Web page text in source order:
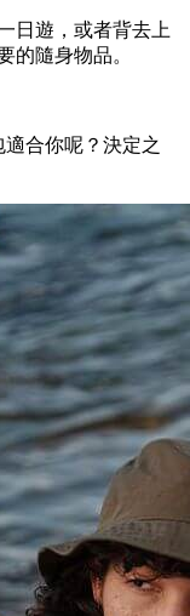
日遊，或者背去上
的隨身物品。
合你呢？決定之